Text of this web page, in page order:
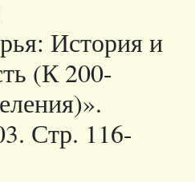
История и
(К 200-
Стр. 116-